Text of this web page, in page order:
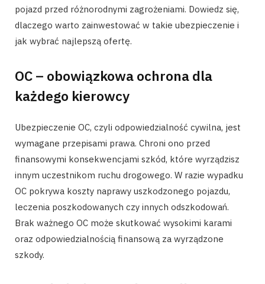
pojazd przed różnorodnymi zagrożeniami. Dowiedz się,
dlaczego warto zainwestować w takie ubezpieczenie i
jak wybrać najlepszą ofertę.
OC – obowiązkowa ochrona dla
każdego kierowcy
Ubezpieczenie OC, czyli odpowiedzialność cywilna, jest
wymagane przepisami prawa. Chroni ono przed
finansowymi konsekwencjami szkód, które wyrządzisz
innym uczestnikom ruchu drogowego. W razie wypadku
OC pokrywa koszty naprawy uszkodzonego pojazdu,
leczenia poszkodowanych czy innych odszkodowań.
Brak ważnego OC może skutkować wysokimi karami
oraz odpowiedzialnością finansową za wyrządzone
szkody.